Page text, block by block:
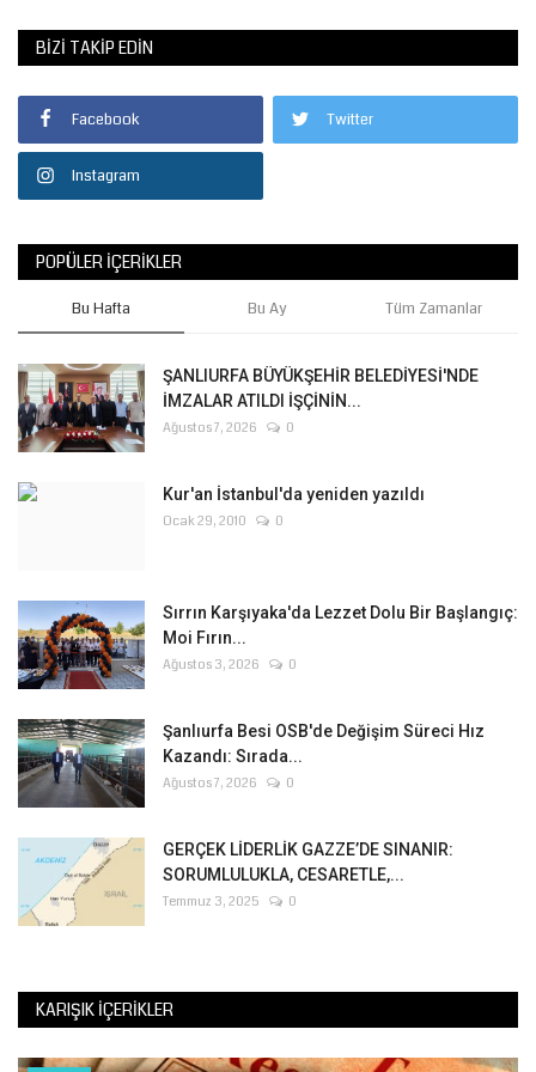
Kültür Sanat
BIZI TAKIP EDIN
Facebook Twitter
Instagram
POPÜLER İÇERIKLER
Bu Hafta Bu Ay Tüm Zamanlar
ŞANLIURFA BÜYÜKŞEHİR BELEDİYESİ'NDE
İMZALAR ATILDI İŞÇİNİN...
Ağustos 7, 2026 0
Kur'an İstanbul'da yeniden yazıldı
Ocak 29, 2010 0
Sırrın Karşıyaka'da Lezzet Dolu Bir Başlangıç:
Moi Fırın...
Ağustos 3, 2026 0
Şanlıurfa Besi OSB'de Değişim Süreci Hız
Kazandı: Sırada...
Ağustos 7, 2026 0
GERÇEK LİDERLİK GAZZE’DE SINANIR:
SORUMLULUKLA, CESARETLE,...
Temmuz 3, 2025 0
KARIŞIK İÇERIKLER